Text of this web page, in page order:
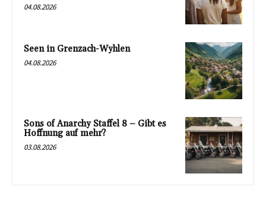
04.08.2026
Seen in Grenzach-Wyhlen
04.08.2026
Sons of Anarchy Staffel 8 – Gibt es
Hoffnung auf mehr?
03.08.2026